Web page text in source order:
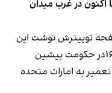
اکنون در غرب میدان
سرطان در صفحه توییترش نوشت این
هلیکوپترها دارای شماره‌های ۱۶۳ و ۱۶۵در حکومت پیشین
به امارات متحده